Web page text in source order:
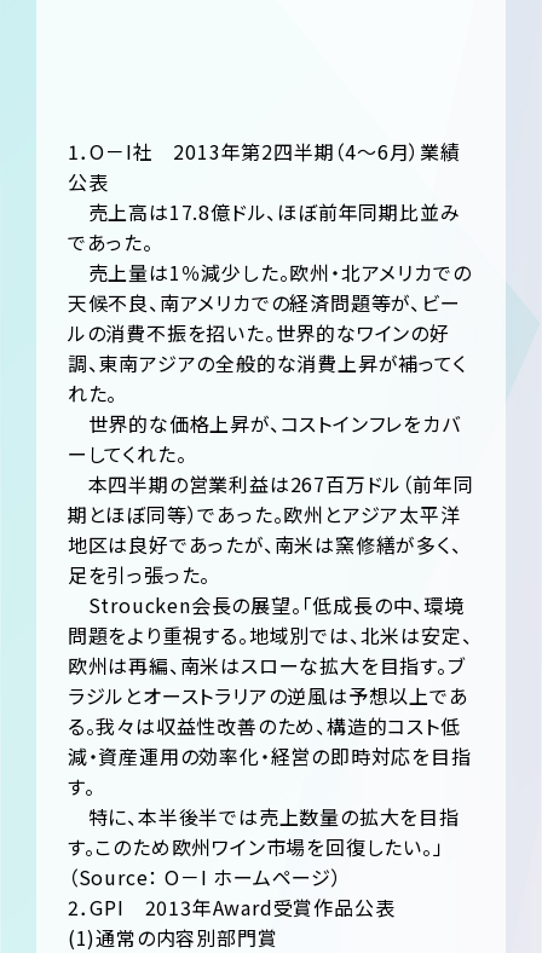
1．O－I社 2013年第2四半期（4～6月）業績
公表
売上高は17.8億ドル、ほぼ前年同期比並み
であった。
売上量は1％減少した。欧州・北アメリカでの
天候不良、南アメリカでの経済問題等が、ビー
ルの消費不振を招いた。世界的なワインの好
調、東南アジアの全般的な消費上昇が補ってく
れた。
世界的な価格上昇が、コストインフレをカバ
ーしてくれた。
本四半期の営業利益は267百万ドル（前年同
期とほぼ同等）であった。欧州とアジア太平洋
地区は良好であったが、南米は窯修繕が多く、
足を引っ張った。
Stroucken会長の展望。「低成長の中、環境
問題をより重視する。地域別では、北米は安定、
欧州は再編、南米はスローな拡大を目指す。ブ
ラジルとオーストラリアの逆風は予想以上であ
る。我々は収益性改善のため、構造的コスト低
減・資産運用の効率化・経営の即時対応を目指
す。
特に、本半後半では売上数量の拡大を目指
す。このため欧州ワイン市場を回復したい。」
（Source： O－I ホームページ）
2．GPI 2013年Award受賞作品公表
(1)通常の内容別部門賞